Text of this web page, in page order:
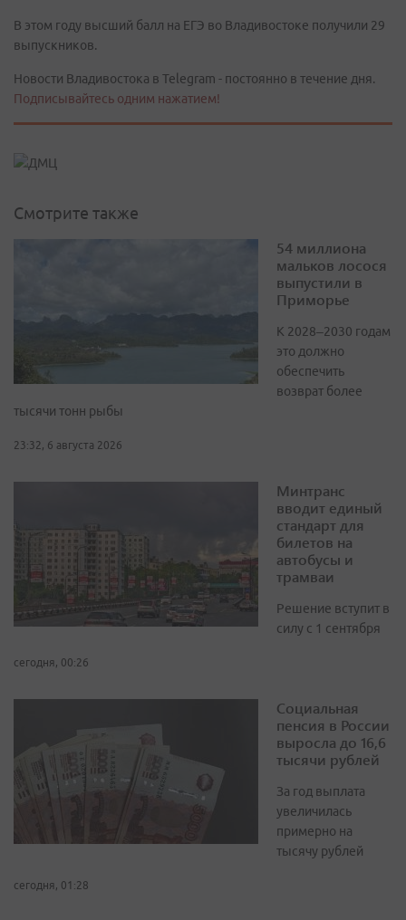
В этом году высший балл на ЕГЭ во Владивостоке получили 29
выпускников.
Новости Владивостока в Telegram - постоянно в течение дня.
Подписывайтесь одним нажатием!
Смотрите также
54 миллиона
мальков лосося
выпустили в
Приморье
К 2028–2030 годам
это должно
обеспечить
возврат более
тысячи тонн рыбы
23:32, 6 августа 2026
Минтранс
вводит единый
стандарт для
билетов на
автобусы и
трамваи
Решение вступит в
силу с 1 сентября
сегодня, 00:26
Социальная
пенсия в России
выросла до 16,6
тысячи рублей
За год выплата
увеличилась
примерно на
тысячу рублей
сегодня, 01:28